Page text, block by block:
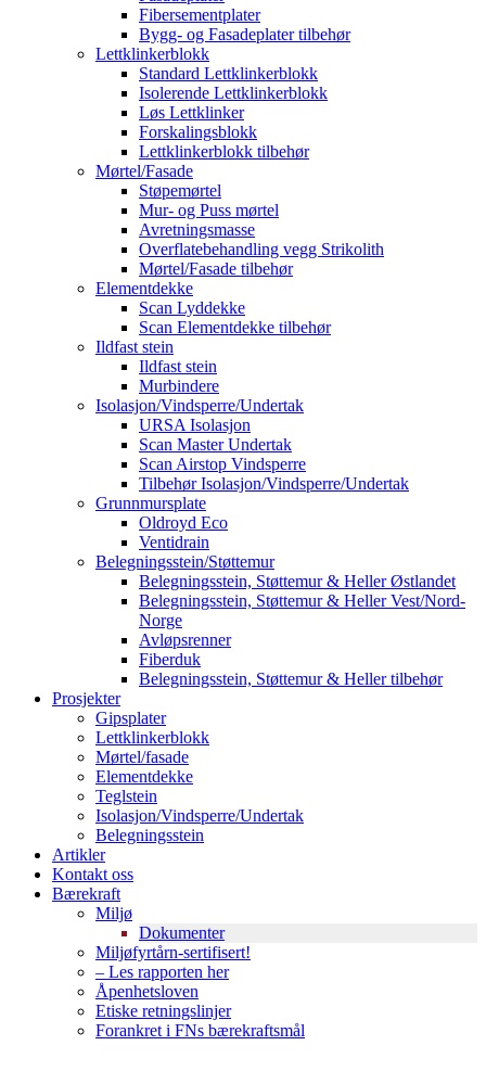
Fibersementplater
Bygg- og Fasadeplater tilbehør
Lettklinkerblokk
Standard Lettklinkerblokk
Isolerende Lettklinkerblokk
Løs Lettklinker
Forskalingsblokk
Lettklinkerblokk tilbehør
Mørtel/Fasade
Støpemørtel
Mur- og Puss mørtel
Avretningsmasse
Overflatebehandling vegg Strikolith
Mørtel/Fasade tilbehør
Elementdekke
Scan Lyddekke
Scan Elementdekke tilbehør
Ildfast stein
Ildfast stein
Murbindere
Isolasjon/Vindsperre/Undertak
URSA Isolasjon
Scan Master Undertak
Scan Airstop Vindsperre
Tilbehør Isolasjon/Vindsperre/Undertak
Grunnmursplate
Oldroyd Eco
Ventidrain
Belegningsstein/Støttemur
Belegningsstein, Støttemur & Heller Østlandet
Belegningsstein, Støttemur & Heller Vest/Nord-
Norge
Avløpsrenner
Fiberduk
Belegningsstein, Støttemur & Heller tilbehør
Prosjekter
Gipsplater
Lettklinkerblokk
Mørtel/fasade
Elementdekke
Teglstein
Isolasjon/Vindsperre/Undertak
Belegningsstein
Artikler
Kontakt oss
Bærekraft
Miljø
Dokumenter
Miljøfyrtårn-sertifisert!
– Les rapporten her
Åpenhetsloven
Etiske retningslinjer
Forankret i FNs bærekraftsmål